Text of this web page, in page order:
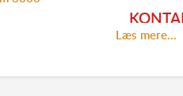
Læs mere...